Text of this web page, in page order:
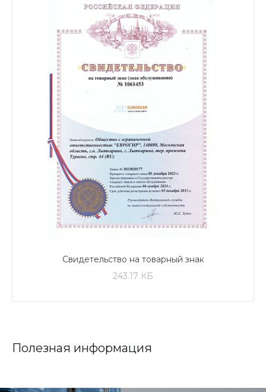
Свидетельство на товарный знак
243.17 КБ
Полезная информация